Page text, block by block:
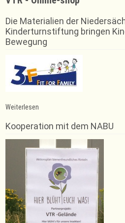
Die Materialien der
Kinderturnstiftung bringen
Bewegung
Weiterlesen
Bezirksmeister
im
Crosslauf
kommen
von
der
Rinteln
Kooperation mit dem NABU